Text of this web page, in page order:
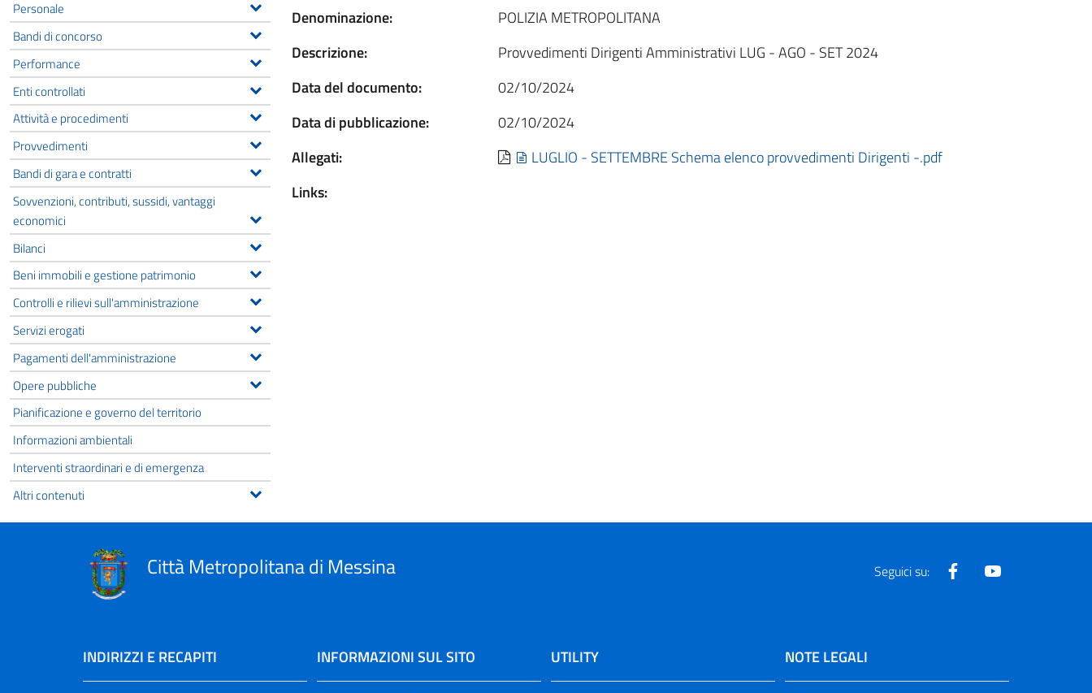
Personale
Bandi di concorso
Performance
Enti controllati
Attività e procedimenti
Provvedimenti
Bandi di gara e contratti
Sovvenzioni, contributi, sussidi, vantaggi
economici
Bilanci
Beni immobili e gestione patrimonio
Controlli e rilievi sull'amministrazione
Servizi erogati
Pagamenti dell'amministrazione
Opere pubbliche
Pianificazione e governo del territorio
Informazioni ambientali
Interventi straordinari e di emergenza
Altri contenuti
Denominazione:
POLIZIA METROPOLITANA
Descrizione:
Provvedimenti Dirigenti Amministrativi LUG - AGO - SET 2024
Data del documento:
02/10/2024
Data di pubblicazione:
02/10/2024
Allegati:
LUGLIO - SETTEMBRE Schema elenco provvedimenti Dirigenti -.pdf
Links:
Città Metropolitana di Messina Seguici su: Facebook
INDIRIZZI E RECAPITI INFORMAZIONI SUL SITO UTILITY NOTE LEGALI